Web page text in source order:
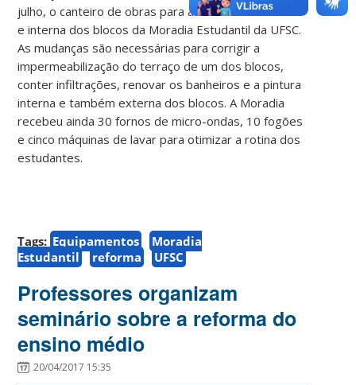
julho, o canteiro de obras para as reformas externa
e interna dos blocos da Moradia Estudantil da UFSC.
As mudanças são necessárias para corrigir a
impermeabilização do terraço de um dos blocos,
conter infiltrações, renovar os banheiros e a pintura
interna e também externa dos blocos. A Moradia
recebeu ainda 30 fornos de micro-ondas, 10 fogões
e cinco máquinas de lavar para otimizar a rotina dos
estudantes.
Tags: Equipamentos
Moradia
Estudantil
reforma UFSC
Professores organizam
seminário sobre a reforma do
ensino médio
20/04/2017 15:35